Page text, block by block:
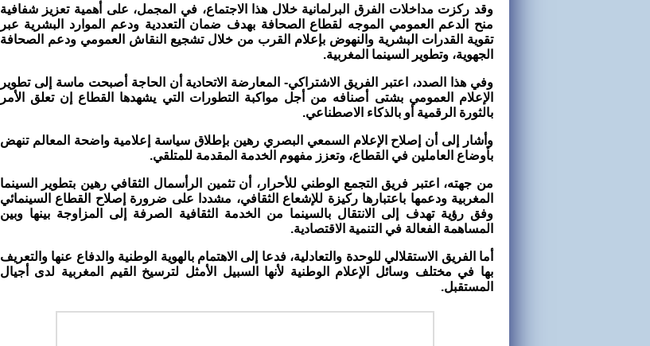
وقد ركزت مداخلات الفرق البرلمانية خلال هذا الاجتماع، في المجمل، على أهمية تعزيز شفافية
منح الدعم العمومي الموجه لقطاع الصحافة بهدف ضمان التعددية ودعم الموارد البشرية عبر
تقوية القدرات البشرية والنهوض بإعلام القرب من خلال تشجيع النقاش العمومي ودعم الصحافة
الجهوية، وتطوير السينما المغربية.
وفي هذا الصدد، اعتبر الفريق الاشتراكي- المعارضة الاتحادية أن الحاجة أصبحت ماسة إلى تطوير
الإعلام العمومي بشتى أصنافه من أجل مواكبة التطورات التي يشهدها القطاع إن تعلق الأمر
بالثورة الرقمية أو بالذكاء الاصطناعي.
وأشار إلى أن إصلاح الإعلام السمعي البصري رهين بإطلاق سياسة إعلامية واضحة المعالم تنهض
بأوضاع العاملين في القطاع، وتعزز مفهوم الخدمة المقدمة للمتلقي.
من جهته، اعتبر فريق التجمع الوطني للأحرار، أن تثمين الرأسمال الثقافي رهين بتطوير السينما
المغربية ودعمها باعتبارها ركيزة للإشعاع الثقافي، مشددا على ضرورة إصلاح القطاع السينمائي
وفق رؤية تهدف إلى الانتقال بالسينما من الخدمة الثقافية الصرفة إلى المزاوجة بينها وبين
المساهمة الفعالة في التنمية الاقتصادية.
أما الفريق الاستقلالي للوحدة والتعادلية، فدعا إلى الاهتمام بالهوية الوطنية والدفاع عنها والتعريف
بها في مختلف وسائل الإعلام الوطنية لأنها السبيل الأمثل لترسيخ القيم المغربية لدى أجيال
المستقبل.